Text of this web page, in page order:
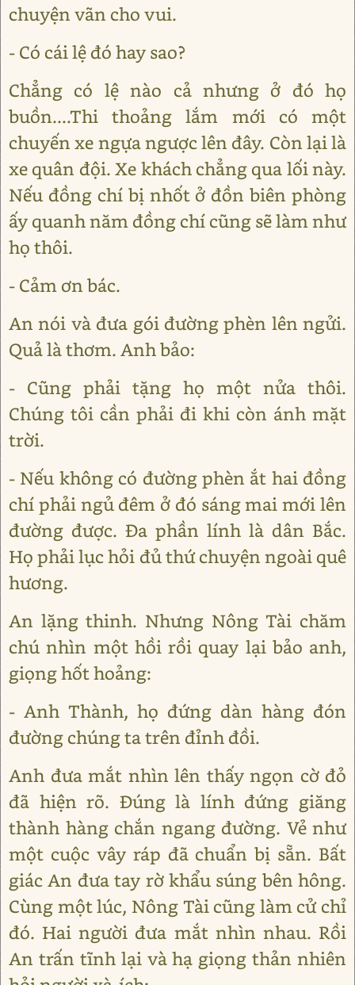
chuyện vãn cho vui.
- Có cái lệ đó hay sao?
Chẳng có lệ nào cả nhưng ở đó họ
buồn....Thi thoảng lắm mới có một
chuyến xe ngựa ngược lên đây. Còn lại là
xe quân đội. Xe khách chẳng qua lối này.
Nếu đồng chí bị nhốt ở đồn biên phòng
ấy quanh năm đồng chí cũng sẽ làm như
họ thôi.
- Cảm ơn bác.
An nói và đưa gói đường phèn lên ngửi.
Quả là thơm. Anh bảo:
- Cũng phải tặng họ một nửa thôi.
Chúng tôi cần phải đi khi còn ánh mặt
trời.
- Nếu không có đường phèn ắt hai đồng
chí phải ngủ đêm ở đó sáng mai mới lên
đường được. Đa phần lính là dân Bắc.
Họ phải lục hỏi đủ thứ chuyện ngoài quê
hương.
An lặng thinh. Nhưng Nông Tài chăm
chú nhìn một hồi rồi quay lại bảo anh,
giọng hốt hoảng:
- Anh Thành, họ đứng dàn hàng đón
đường chúng ta trên đỉnh đồi.
Anh đưa mắt nhìn lên thấy ngọn cờ đỏ
đã hiện rõ. Đúng là lính đứng giăng
thành hàng chắn ngang đường. Vẻ như
một cuộc vây ráp đã chuẩn bị sẵn. Bất
giác An đưa tay rờ khẩu súng bên hông.
Cùng một lúc, Nông Tài cũng làm cử chỉ
đó. Hai người đưa mắt nhìn nhau. Rồi
An trấn tĩnh lại và hạ giọng thản nhiên